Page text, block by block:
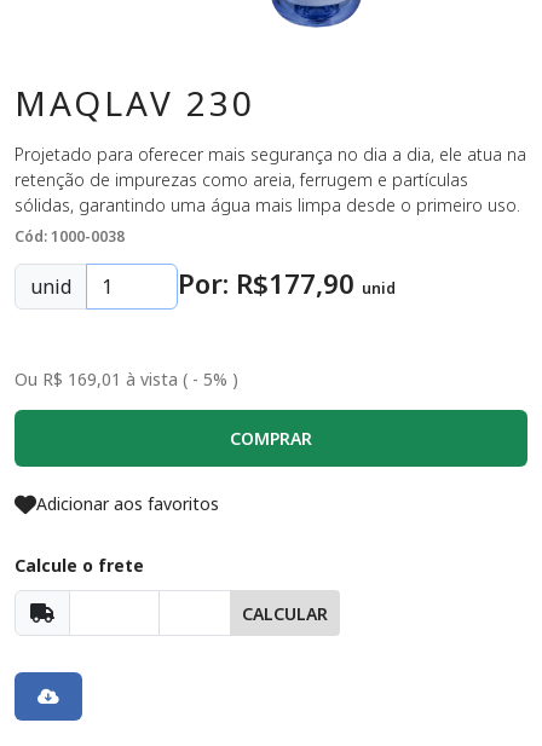
MAQLAV 230
Projetado para oferecer mais segurança no dia a dia, ele atua na
retenção de impurezas como areia, ferrugem e partículas
sólidas, garantindo uma água mais limpa desde o primeiro uso.
Cód: 1000-0038
unid Por: R$177,90 unid
Ou R$ 169,01 à vista ( - 5% )
COMPRAR
Adicionar aos favoritos
Calcule o frete
CALCULAR